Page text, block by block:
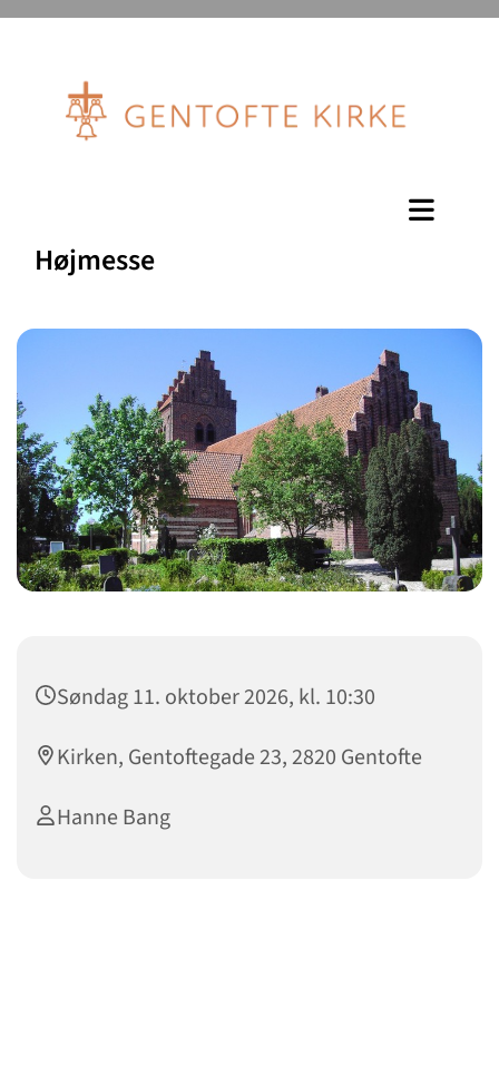
Højmesse
Søndag 11. oktober 2026, kl. 10:30
Kirken, Gentoftegade 23, 2820 Gentofte
Hanne Bang